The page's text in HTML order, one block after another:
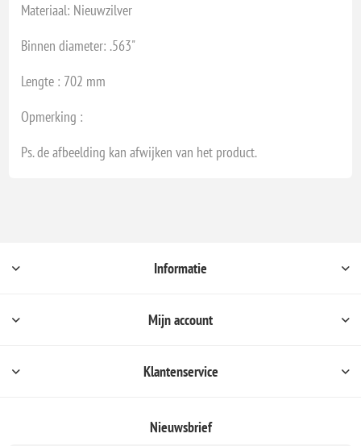
Materiaal: Nieuwzilver
Binnen diameter: .563"
Lengte : 702 mm
Opmerking :
Ps. de afbeelding kan afwijken van het product.
Informatie
Mijn account
Klantenservice
Nieuwsbrief